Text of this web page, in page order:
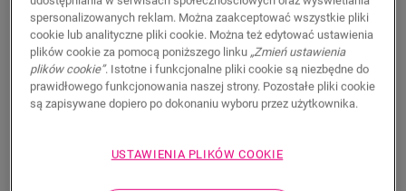
Właściwości produktu
Pianka polietylenowa z paroizolacją w kolorze srebrnym.
spersonalizowanych reklam. Można zaakceptować wszystkie pliki
cookie lub analityczne pliki cookie. Można też edytować ustawienia
plików cookie za pomocą poniższego linku „Zmień ustawienia
plików cookie”. Istotne i funkcjonalne pliki cookie są niezbędne do
prawidłowego funkcjonowania naszej strony. Pozostałe pliki cookie
są zapisywane dopiero po dokonaniu wyboru przez użytkownika.
USTAWIENIA PLIKÓW COOKIE